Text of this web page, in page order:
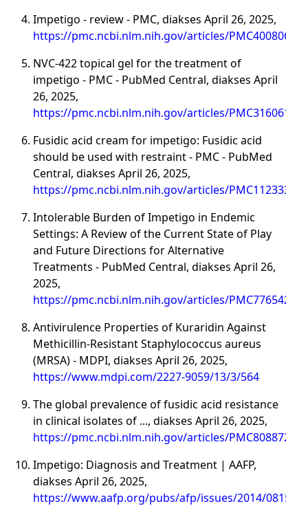
Impetigo - review - PMC, diakses April 26, 2025,
https://pmc.ncbi.nlm.nih.gov/articles/PMC4008061/
NVC-422 topical gel for the treatment of
impetigo - PMC - PubMed Central, diakses April
26, 2025,
https://pmc.ncbi.nlm.nih.gov/articles/PMC3160610/
Fusidic acid cream for impetigo: Fusidic acid
should be used with restraint - PMC - PubMed
Central, diakses April 26, 2025,
https://pmc.ncbi.nlm.nih.gov/articles/PMC1123338/
Intolerable Burden of Impetigo in Endemic
Settings: A Review of the Current State of Play
and Future Directions for Alternative
Treatments - PubMed Central, diakses April 26,
2025,
https://pmc.ncbi.nlm.nih.gov/articles/PMC7765423/
Antivirulence Properties of Kuraridin Against
Methicillin-Resistant Staphylococcus aureus
(MRSA) - MDPI, diakses April 26, 2025,
https://www.mdpi.com/2227-9059/13/3/564
The global prevalence of fusidic acid resistance
in clinical isolates of ..., diakses April 26, 2025,
https://pmc.ncbi.nlm.nih.gov/articles/PMC8088720/
Impetigo: Diagnosis and Treatment | AAFP,
diakses April 26, 2025,
https://www.aafp.org/pubs/afp/issues/2014/0815/